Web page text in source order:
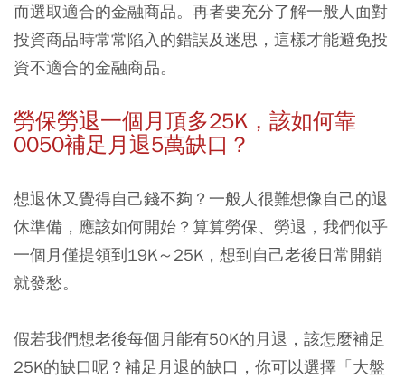
而選取適合的金融商品。再者要充分了解一般人面對
投資商品時常常陷入的錯誤及迷思，這樣才能避免投
資不適合的金融商品。
勞保勞退一個月頂多25K，該如何靠
0050補足月退5萬缺口？
想退休又覺得自己錢不夠？一般人很難想像自己的退
休準備，應該如何開始？ 算算勞保、勞退，我們似乎
一個月僅提領到19K～25K，想到自己老後日常開銷
就發愁。
假若我們想老後每個月能有50K的月退，該怎麼補足
25K的缺口呢？補足月退的缺口，你可以選擇「大盤